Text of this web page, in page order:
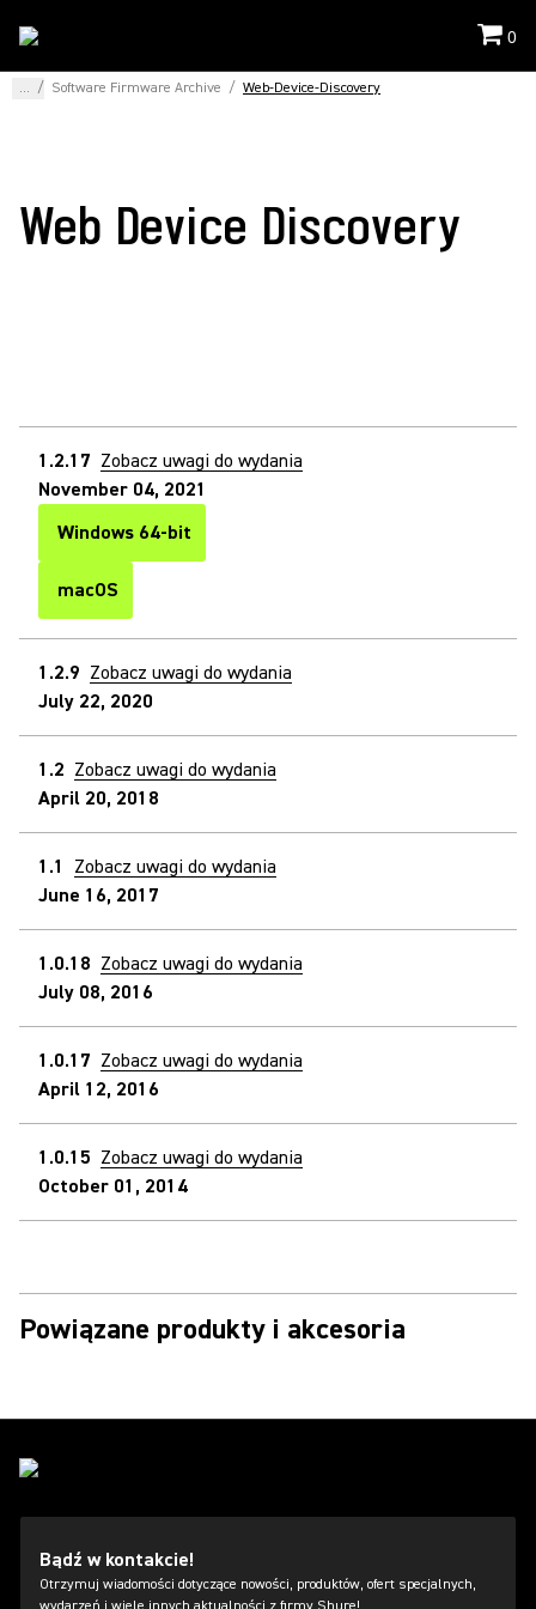
0
... / Software Firmware Archive / Web-Device-Discovery
Web Device Discovery
1.2.17 Zobacz uwagi do wydania
November 04, 2021
Windows 64-bit
(Opens in a new tab)
macOS
(Opens in a new tab)
1.2.9 Zobacz uwagi do wydania
July 22, 2020
1.2 Zobacz uwagi do wydania
April 20, 2018
1.1
Zobacz uwagi do wydania
June 16, 2017
1.0.18 Zobacz uwagi do wydania
July 08, 2016
1.0.17 Zobacz uwagi do wydania
April 12, 2016
1.0.15 Zobacz uwagi do wydania
October 01, 2014
Powiązane produkty i akcesoria
Bądź w kontakcie!
Otrzymuj wiadomości dotyczące nowości, produktów, ofert specjalnych,